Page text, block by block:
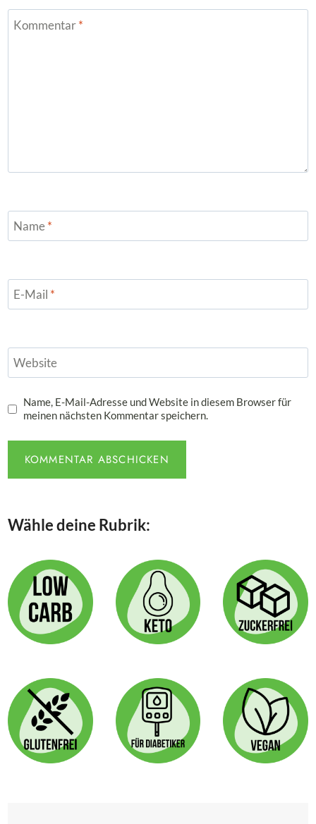
Kommentar*
Name*
E-Mail *
Website
Name, E-Mail-Adresse und Website in diesem Browser für
meinen nächsten Kommentar speichern.
Wähle deine Rubrik: